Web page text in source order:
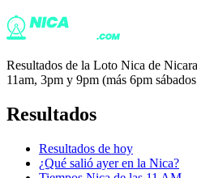
Resultados de la Loto Nica de
11am, 3pm y 9pm (más 6pm
Resultados
Resultados de hoy
¿Qué salió ayer en la Nica?